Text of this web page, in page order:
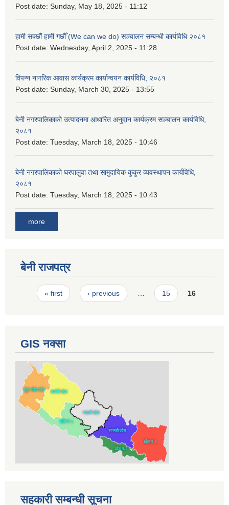
Post date: Sunday, May 18, 2025 - 11:12
हामी सक्छौं हामी गछौँ (We can we do) सञ्चालन सम्बन्धी कार्यविधि २०८१
Post date: Wednesday, April 2, 2025 - 11:28
विपन्न नागरिक आवास कार्यक्रम कार्यान्वयन कार्यविधि, २०८१
Post date: Sunday, March 30, 2025 - 13:55
बेनी नगरपालिकाको उत्पादनमा आधारित अनुदान कार्यक्रम सञ्‍चालन कार्यविधि,
२०८१
Post date: Tuesday, March 18, 2025 - 10:46
बेनी नगरपालिकाको घरपालुवा तथा सामुदायिक कुकुर व्यवस्थापन कार्यविधि,
२०८१
Post date: Tuesday, March 18, 2025 - 10:43
more
बेनी राजपत्र
Pages
« first ‹ previous … 15 16
GIS नक्सा
सहकारी सम्बन्धी सूचना